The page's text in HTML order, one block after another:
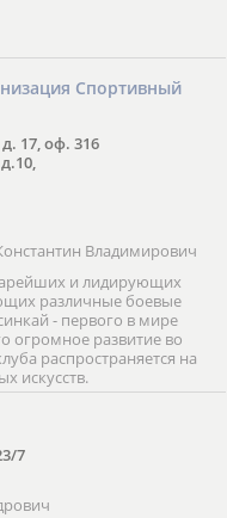
Спортивный
17, оф. 316
Владимирович
и лидирующих
различные боевые
- первого в мире
огромное развитие во
распространяется на
искусств.
7